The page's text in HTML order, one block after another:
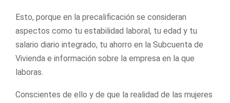
Esto, porque en la precalificación se consideran
aspectos como tu estabilidad laboral, tu edad y tu
salario diario integrado, tu ahorro en la Subcuenta de
Vivienda e información sobre la empresa en la que
laboras.
Conscientes de ello y de que la realidad de las mujeres